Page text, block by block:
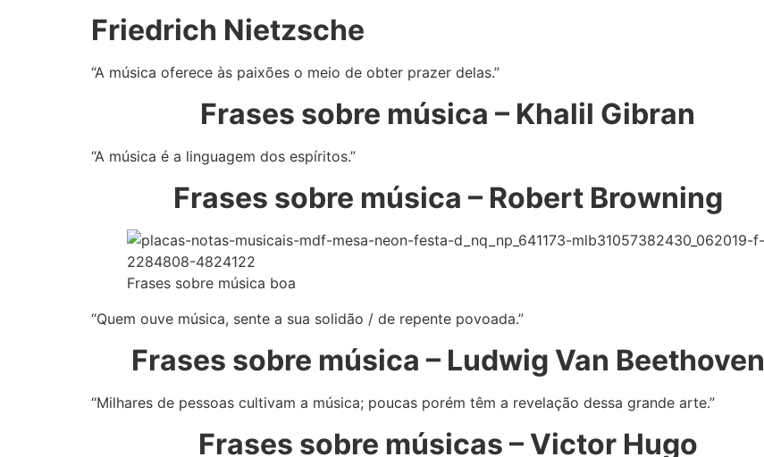
Friedrich Nietzsche
“A música oferece às paixões o meio de obter prazer delas.”
Frases sobre música – Khalil Gibran
“A música é a linguagem dos espíritos.”
Frases sobre música – Robert Browning
Frases sobre música boa
“Quem ouve música, sente a sua solidão / de repente povoada.”
Frases sobre música – Ludwig Van Beethoven
“Milhares de pessoas cultivam a música; poucas porém têm a revelação dessa grande arte.”
Frases sobre músicas – Victor Hugo